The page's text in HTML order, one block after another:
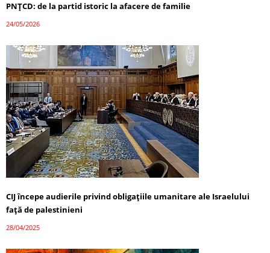
PNȚCD: de la partid istoric la afacere de familie
24/05/2026
CIJ începe audierile privind obligațiile umanitare ale Israelului
față de palestinieni
28/04/2025